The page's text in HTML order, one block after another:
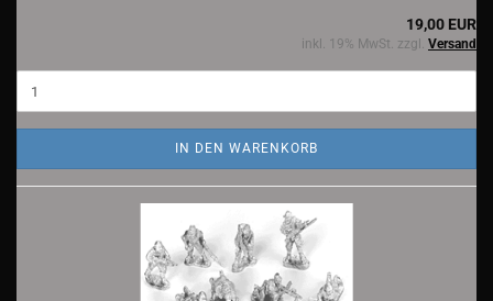
19,00 EUR
inkl. 19% MwSt. zzgl. Versand
IN DEN WARENKORB